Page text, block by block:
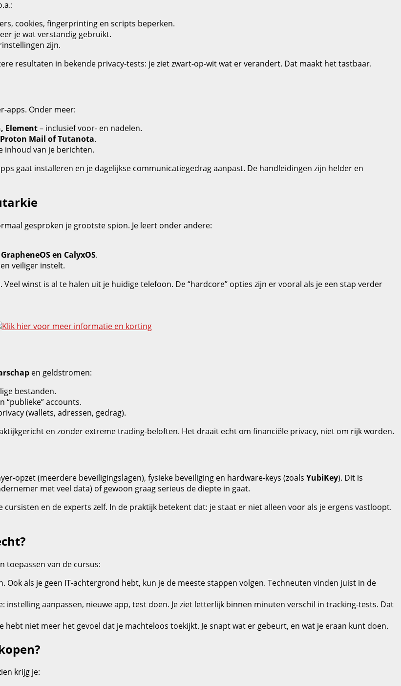
cookies, fingerprinting en scripts beperken.
je wat verstandig gebruikt.
zijn.
resultaten in bekende privacy‑tests: je ziet zwart‑op‑wit wat er verandert. Dat maakt het tastbaar.
Onder meer:
Element– inclusief voor‑ en nadelen.
Proton Mail of Tutanota.
inhoud van je berichten.
gaat installeren en je dagelijkse communicatiegedrag aanpast. De handleidingen zijn helder en
gesproken je grootste spion. Je leert onder andere:
GrapheneOS en CalyxOS.
veiliger instelt.
winst is al te halen uit je huidige telefoon. De “hardcore” opties zijn er vooral als je een stap verder
en geldstromen:
bestanden.
“publieke” accounts.
(wallets, adressen, gedrag).
en zonder extreme trading‑beloften. Het draait echt om financiële privacy, niet om rijk worden.
(meerdere beveiligingslagen), fysieke beveiliging en hardware‑keys (zoals YubiKey). Dit is
met veel data) of gewoon graag serieus de diepte in gaat.
cursisten en de experts zelf. In de praktijk betekent dat: je staat er niet alleen voor als je ergens vastloopt.
toepassen van de cursus:
Ook als je geen IT‑achtergrond hebt, kun je de meeste stappen volgen. Techneuten vinden juist in de
instelling aanpassen, nieuwe app, test doen. Je ziet letterlijk binnen minuten verschil in tracking‑tests. Dat
hebt niet meer het gevoel dat je machteloos toekijkt. Je snapt wat er gebeurt, en wat je eraan kunt doen.
krijg je: